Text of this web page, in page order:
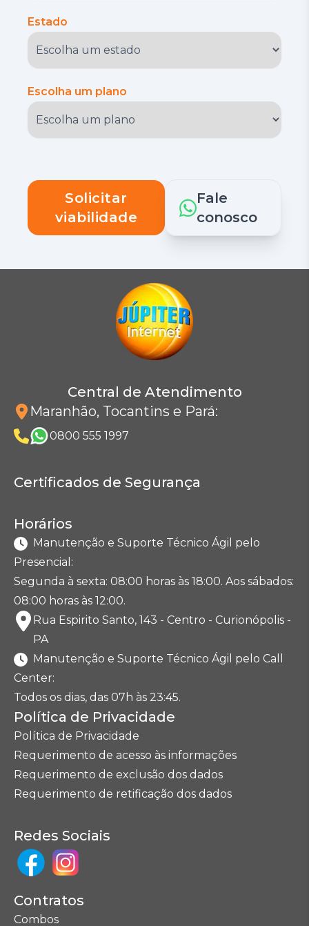
Estado
Escolha um plano
Solicitar
viabilidade
Fale
conosco
Central de Atendimento
Maranhão, Tocantins e Pará:
0800 555 1997
Certificados de Segurança
Horários
Manutenção e Suporte Técnico Ágil pelo
Presencial:
Segunda à sexta: 08:00 horas às 18:00. Aos sábados:
08:00 horas às 12:00.
Rua Espirito Santo, 143 - Centro - Curionópolis -
PA
Manutenção e Suporte Técnico Ágil pelo Call
Center:
Todos os dias, das 07h às 23:45.
Política de Privacidade
Política de Privacidade
Requerimento de acesso às informações
Requerimento de exclusão dos dados
Requerimento de retificação dos dados
Redes Sociais
Contratos
Combos